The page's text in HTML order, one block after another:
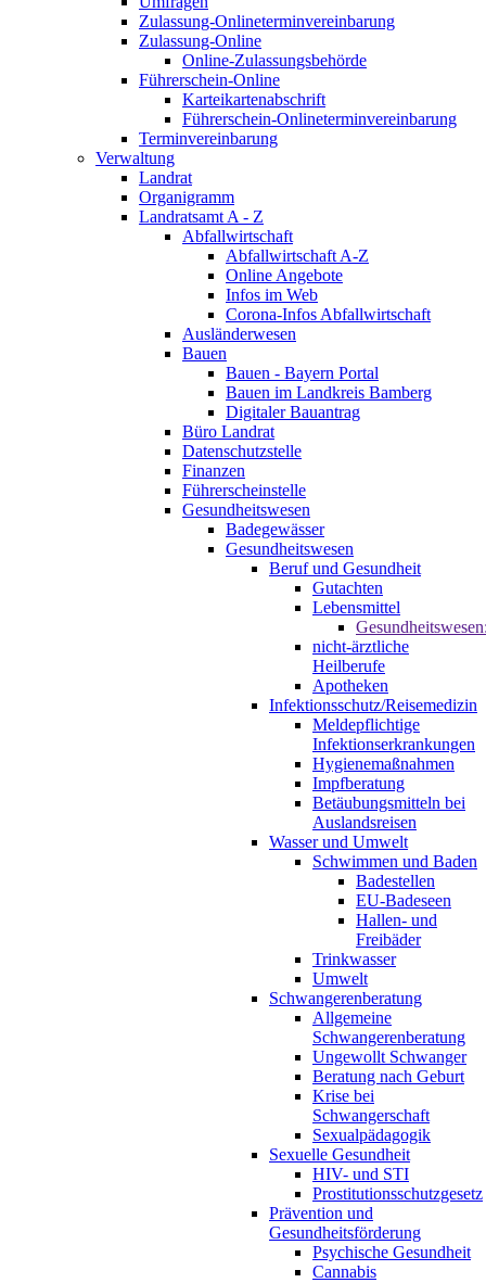
Zulassung-Onlineterminvereinbarung
Zulassung-Online
Online-Zulassungsbehörde
Führerschein-Online
Karteikartenabschrift
Führerschein-Onlineterminvereinbarung
Terminvereinbarung
Verwaltung
Landrat
Organigramm
Landratsamt A - Z
Abfallwirtschaft
Abfallwirtschaft A-Z
Online Angebote
Infos im Web
Corona-Infos Abfallwirtschaft
Ausländerwesen
Bauen
Bauen - Bayern Portal
Bauen im Landkreis Bamberg
Digitaler Bauantrag
Büro Landrat
Datenschutzstelle
Finanzen
Führerscheinstelle
Gesundheitswesen
Badegewässer
Gesundheitswesen
Beruf und Gesundheit
Gutachten
Lebensmittel
nicht-ärztliche
Heilberufe
Apotheken
Infektionsschutz/Reisemedizin
Meldepflichtige
Infektionserkrankungen
Hygienemaßnahmen
Impfberatung
Betäubungsmitteln bei
Auslandsreisen
Wasser und Umwelt
Schwimmen und Baden
Badestellen
EU-Badeseen
Hallen- und
Freibäder
Trinkwasser
Umwelt
Schwangerenberatung
Allgemeine
Schwangerenberatung
Ungewollt Schwanger
Beratung nach Geburt
Krise bei
Schwangerschaft
Sexualpädagogik
Sexuelle Gesundheit
HIV- und STI
Prostitutionsschutzgesetz
Prävention und
Gesundheitsförderung
Psychische Gesundheit
Cannabis